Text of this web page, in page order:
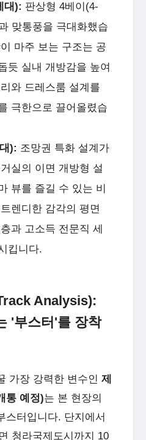
대): 판상형 4베이(4-
맞통풍을 극대화했습
마주 보는 구조는 공
듯 실내 개방감을 높여
와 드레스룸 설계를
극한으로 끌어올렸습
): 조망권 특화 설계가
실의 이면 개방형 설
뷰를 즐길 수 있는 비
렌디한 감각의 평면
과 고소득 전문직 세
킵니다.
Analysis):
'부스터'를 장착
가장 강력한 변수인 제
통 예정)는 본 현장의
스터입니다. 단지에서
청라국제도시까지 10